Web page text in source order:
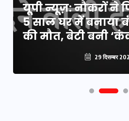
यूपी न्यूज़: नौकरों ने
5 साल घर में बनाया
की मौत, बेटी बनी
29 दिसम्बर